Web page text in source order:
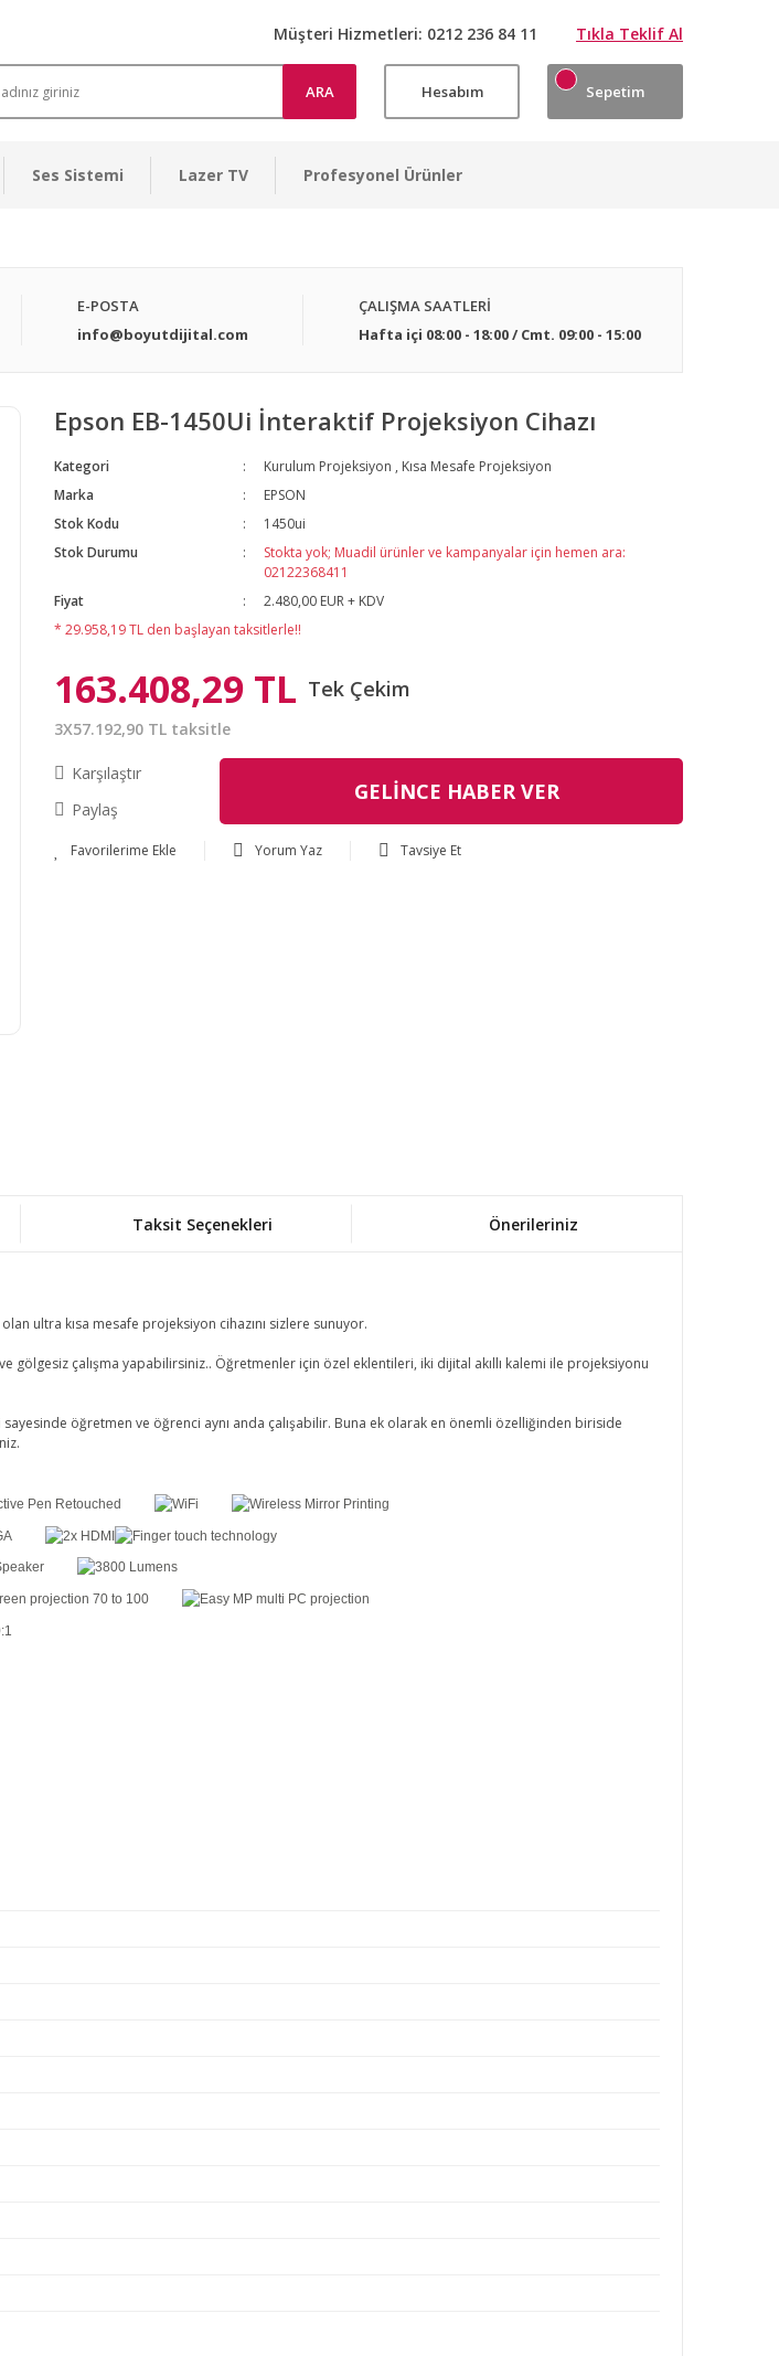
Müşteri Hizmetleri: 0212 236 84 11 Tıkla Teklif Al
ARA Hesabım Sepetim
Ses Sistemi Lazer TV Profesyonel Ürünler
E-POSTA
info@boyutdijital.com
ÇALIŞMA SAATLERİ
Hafta içi 08:00 - 18:00 / Cmt. 09:00 - 15:00
Epson EB-1450Ui İnteraktif Projeksiyon Cihazı
Kategori Kurulum Projeksiyon , Kısa Mesafe Projeksiyon
Marka
EPSON
Stok Kodu
1450ui
Stok Durumu
Stokta yok; Muadil ürünler ve kampanyalar için hemen ara:
02122368411
Fiyat
2.480,00 EUR + KDV
* 29.958,19 TL den başlayan taksitlerle!!
163.408,29 TL Tek Çekim
3X57.192,90 TL taksitle
Karşılaştır
Paylaş
GELİNCE HABER VER
Yorum Yaz Tavsiye Et
Taksit Seçenekleri Önerileriniz
ultra kısa mesafe projeksiyon cihazını sizlere sunuyor.
gölgesiz çalışma yapabilirsiniz.. Öğretmenler için özel eklentileri, iki dijital akıllı kalemi ile projeksiyonu
öğretmen ve öğrenci aynı anda çalışabilir. Buna ek olarak en önemli özelliğinden biriside